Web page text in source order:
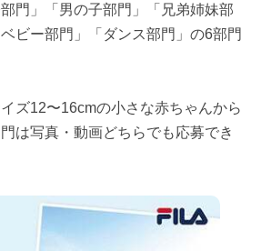
門」「男の子部門」「兄弟姉妹部
ビー部門」「ダンス部門」の6部門
ズ12〜16cmの小さな赤ちゃんから
は写真・動画どちらでも応募でき